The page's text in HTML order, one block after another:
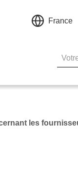
France
les